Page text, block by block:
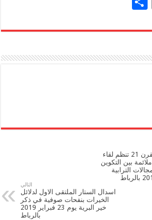
ail
re
جمعية الشباب القرن 21 تنظم لقاء
بين التكوين
الترابية
التالي
اسدال الستار الملتقى الاول لدلائل
الخيرات بنفحات صوفية في ذكر
خير البرية يوم 23 فبراير 2019
بالرباط